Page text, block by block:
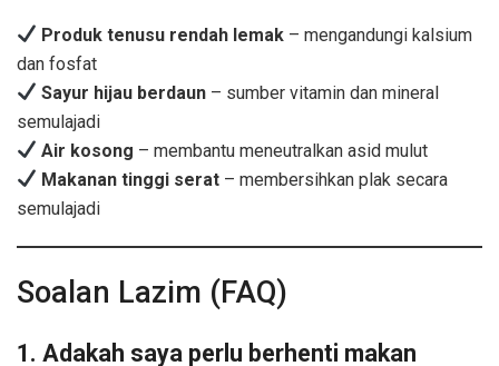
Produk tenusu rendah lemak – mengandungi kalsium
dan fosfat
Sayur hijau berdaun – sumber vitamin dan mineral
semulajadi
Air kosong – membantu meneutralkan asid mulut
Makanan tinggi serat – membersihkan plak secara
semulajadi
Soalan Lazim (FAQ)
1. Adakah saya perlu berhenti makan